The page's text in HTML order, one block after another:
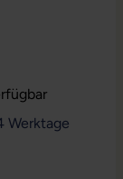
Werktage